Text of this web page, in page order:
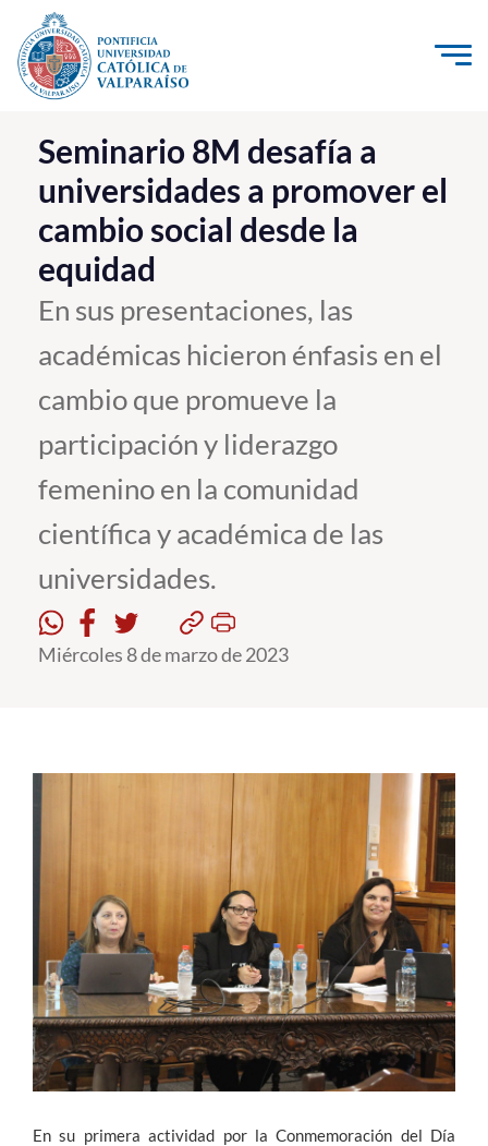
Click acá para ir directamente al contenido
La Universidad
Investigación, Creación e Innovación
PUCV Internacional
Vinculación con el Medio
Admisión
Postgrado
Formación Continua
Estudiantes
Académicos
Funcionarios
Seminario 8M desafía a
universidades a promover el
cambio social desde la
equidad
En sus presentaciones, las
académicas hicieron énfasis en el
cambio que promueve la
participación y liderazgo
femenino en la comunidad
científica y académica de las
universidades.
Miércoles 8 de marzo de 2023
En su primera actividad por la Conmemoración del Día